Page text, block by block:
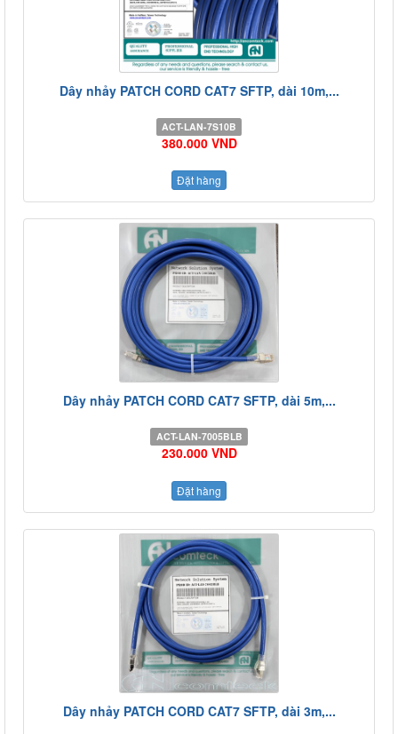
Dây nhảy PATCH CORD CAT7 SFTP, dài 10m,...
ACT-LAN-7S10B
380.000 VND
Đặt hàng
Dây nhảy PATCH CORD CAT7 SFTP, dài 5m,...
ACT-LAN-7005BLB
230.000 VND
Đặt hàng
Dây nhảy PATCH CORD CAT7 SFTP, dài 3m,...